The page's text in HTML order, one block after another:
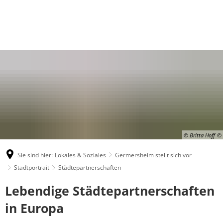
© Britta Hoff
Sie sind hier: Lokales & Soziales
Germersheim stellt sich vor
Stadtportrait
Städtepartnerschaften
Städtepartnerschaften
Lebendige Städtepartnerschaften
in Europa